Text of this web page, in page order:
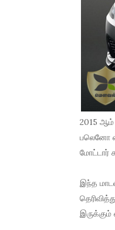
2015 ஆம்
பலெனோ
மோட்டார்
இந்த
இருக்கும்